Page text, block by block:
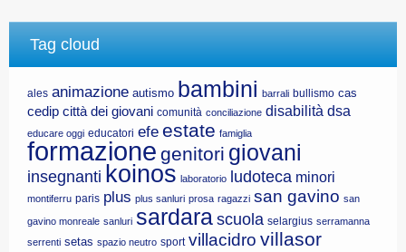
Tag cloud
ales animazione autismo bambini barrali bullismo cas
cedip città dei giovani comunità conciliazione disabilità dsa
educare oggi educatori efe estate famiglia
formazione genitori giovani
insegnanti koinos laboratorio ludoteca minori
montiferru paris plus plus sanluri prosa ragazzi san gavino san
gavino monreale sanluri sardara scuola selargius serramanna
serrenti setas spazio neutro sport villacidro villasor